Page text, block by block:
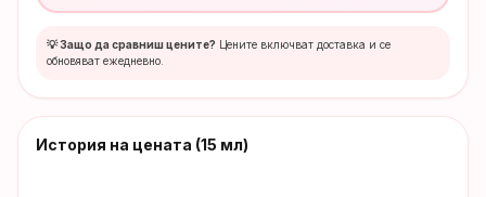
💡 Защо да сравниш цените? Цените включват доставка и се
обновяват ежедневно.
История на цената (15 мл)